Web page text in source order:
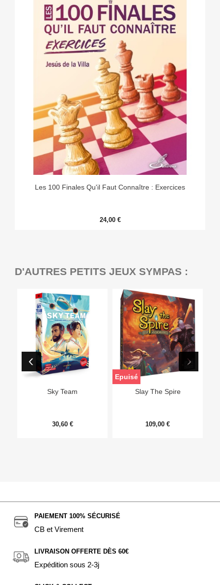
Les 100 Finales Qu'il Faut Connaître : Exercices
24,00 €
D'AUTRES PETITS JEUX SYMPAS :
Sky Team
30,60 €
Slay The Spire
109,00 €
Epuisé
PAIEMENT 100% SÉCURISÉ
CB et Virement
LIVRAISON OFFERTE DÈS 60€
Expédition sous 2-3j